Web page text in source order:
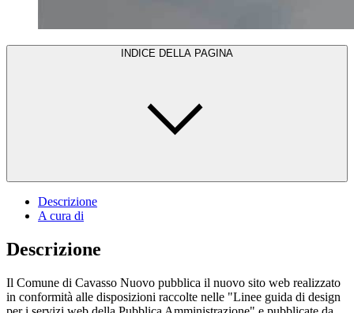
INDICE DELLA PAGINA
Descrizione
A cura di
Descrizione
Il Comune di Cavasso Nuovo pubblica il nuovo sito web realizzato
in conformità alle disposizioni raccolte nelle "Linee guida di design